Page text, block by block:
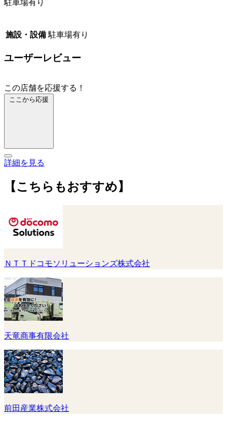
駐車場有り
施設・設備 駐車場有り
ユーザーレビュー
この店舗を応援する！
ここから応援
詳細を見る
【こちらもおすすめ】
ＮＴＴドコモソリューションズ株式会社
天竜商事有限会社
前田産業株式会社